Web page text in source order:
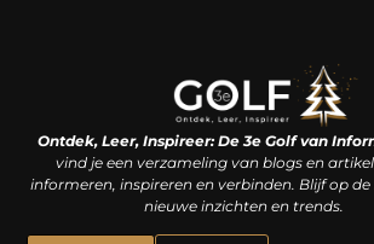
Ontdek, Leer, Inspireer: De 3e Golf van
vind je een verzameling van blogs en
informeren, inspireren en verbinden. Blijf op
nieuwe inzichten en trends.